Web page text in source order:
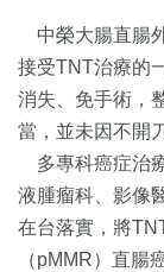
中榮大腸直腸
接受TNT治療的
消失、免手術，
當，並未因不開
多專科癌症治
液腫瘤科、影像
在台落實，將
（pMMR）直腸